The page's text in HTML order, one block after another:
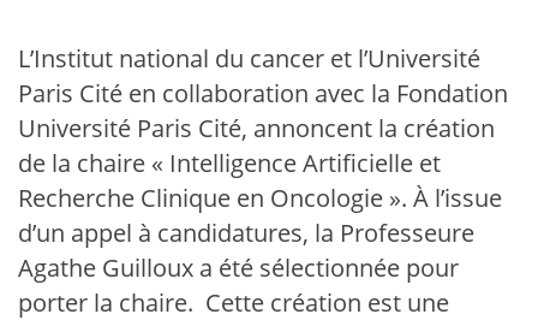
L’Institut national du cancer et l’Université
Paris Cité en collaboration avec la Fondation
Université Paris Cité, annoncent la création
de la chaire « Intelligence Artificielle et
Recherche Clinique en Oncologie ». À l’issue
d’un appel à candidatures, la Professeure
Agathe Guilloux a été sélectionnée pour
porter la chaire. Cette création est une